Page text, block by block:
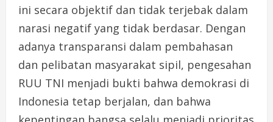
ini secara objektif dan tidak terjebak dalam
narasi negatif yang tidak berdasar. Dengan
adanya transparansi dalam pembahasan
dan pelibatan masyarakat sipil, pengesahan
RUU TNI menjadi bukti bahwa demokrasi di
Indonesia tetap berjalan, dan bahwa